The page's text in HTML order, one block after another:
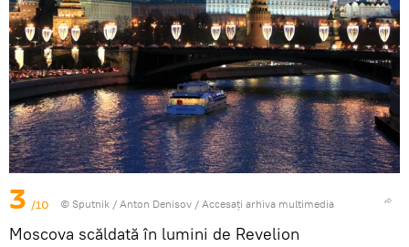
3 /10 © Sputnik / Anton Denisov / Accesați arhiva multimedia
Moscova scăldată în lumini de Revelion